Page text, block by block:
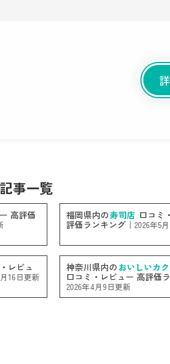
事一覧
高評価
福岡県内の寿司店 口コミ
評価ランキング｜ 2026年5
レビュ
16日更新
神奈川県内の おいしいカ
口コミ・レビュー 高評価
2026年4月9日更新